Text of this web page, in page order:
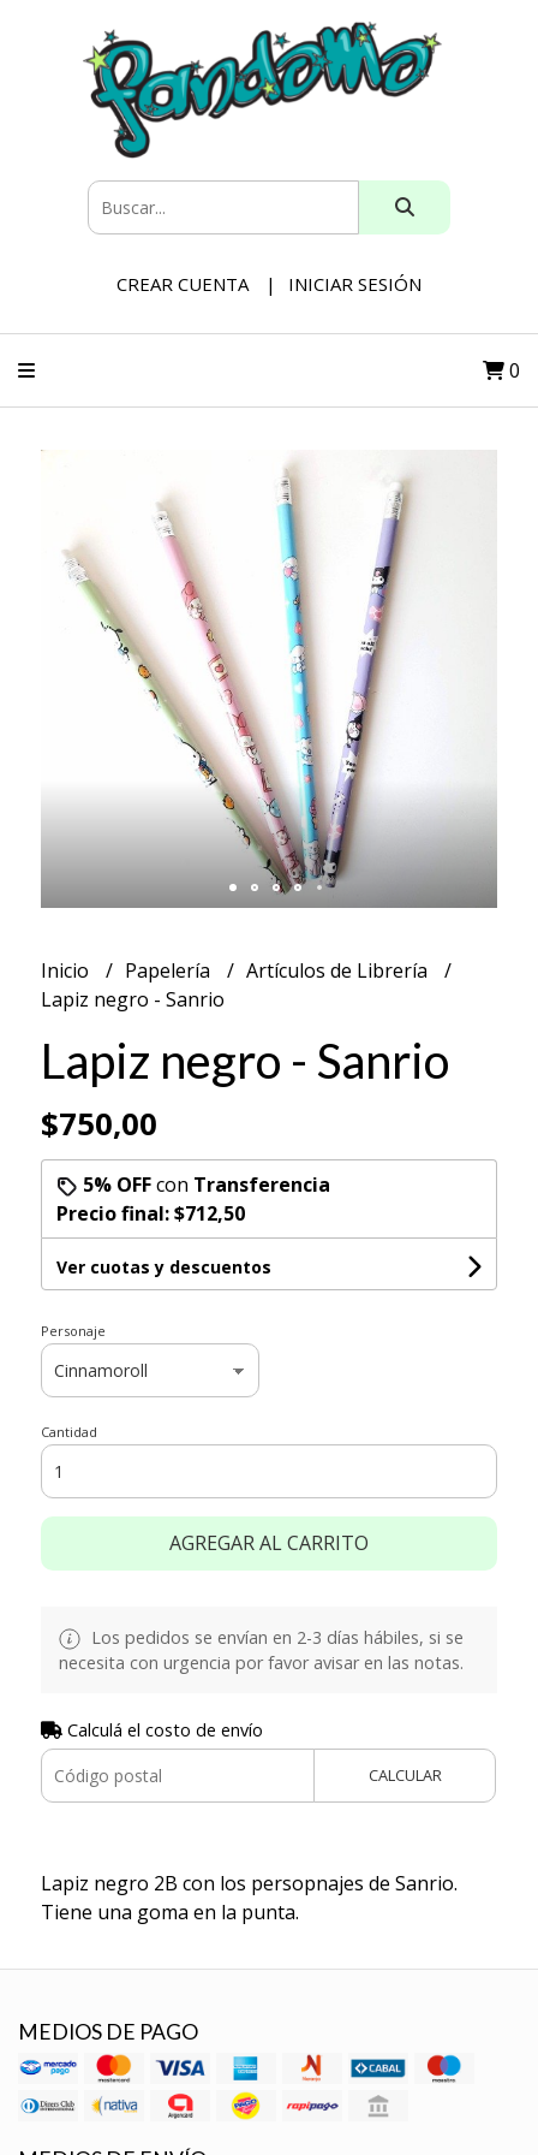
CREAR CUENTA INICIAR SESIÓN
0
Inicio Papelería
Artículos de Librería
Lapiz negro - Sanrio
Lapiz negro - Sanrio
$750,00
5% OFFcon Transferencia
Precio final:$712,50
Ver cuotas y descuentos
Personaje
Cantidad
AGREGAR AL CARRITO
Los pedidos se envían en 2-3 días hábiles, si se
necesita con urgencia por favor avisar en las notas.
Calculá el costo de envío
CALCULAR
Lapiz negro 2B con los persopnajes de Sanrio.
Tiene una goma en la punta.
MEDIOS DE PAGO